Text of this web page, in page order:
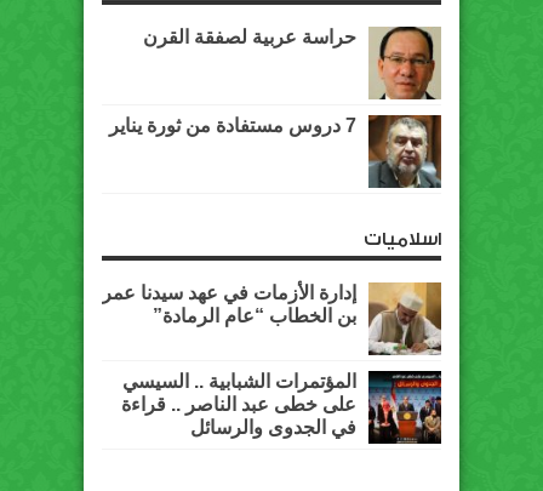
حراسة عربية لصفقة القرن
7 دروس مستفادة من ثورة يناير
اسلاميات
إدارة الأزمات في عهد سيدنا عمر
بن الخطاب “عام الرمادة”
المؤتمرات الشبابية .. السيسي
على خطى عبد الناصر .. قراءة
في الجدوى والرسائل